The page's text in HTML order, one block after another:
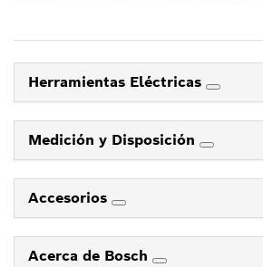
Herramientas Eléctricas
Medición y Disposición
Accesorios
Acerca de Bosch